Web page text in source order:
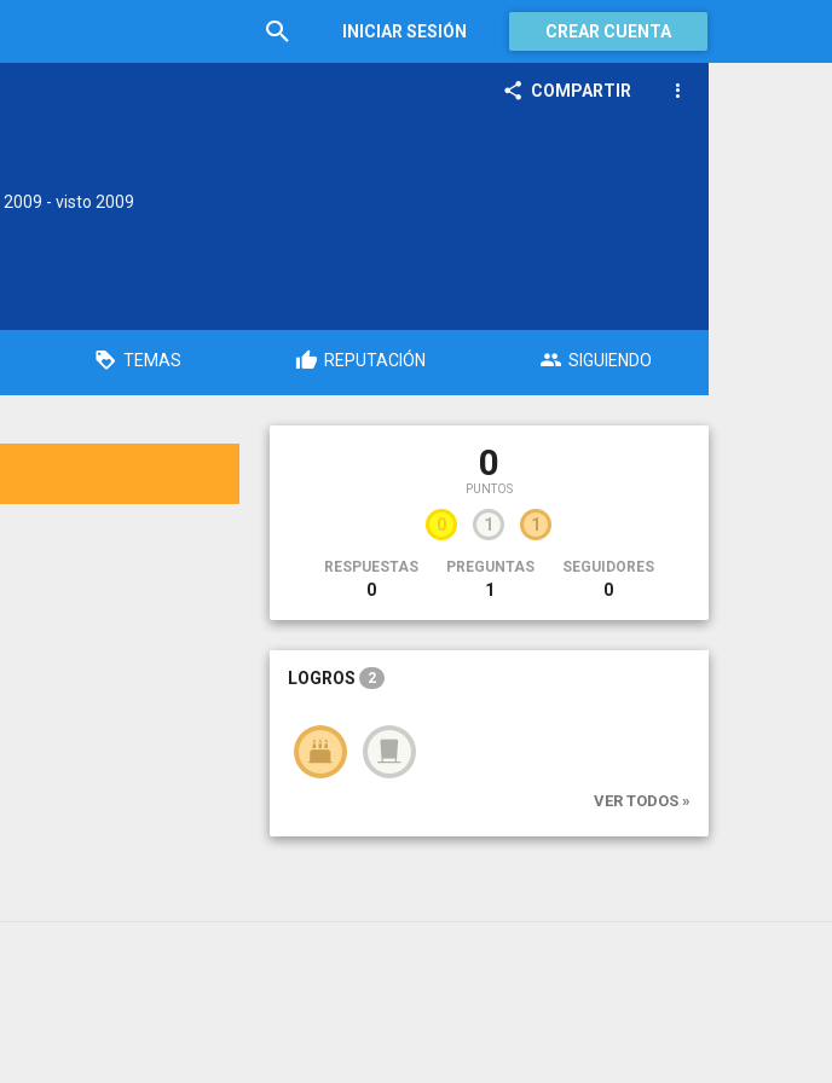
INICIAR SESIÓN CREAR CUENTA
COMPARTIR
2009 - visto 2009
TEMAS REPUTACIÓN SIGUIENDO
0
PUNTOS
0 1 1
RESPUESTAS
0
PREGUNTAS
1
SEGUIDORES
0
LOGROS 2
VER TODOS »